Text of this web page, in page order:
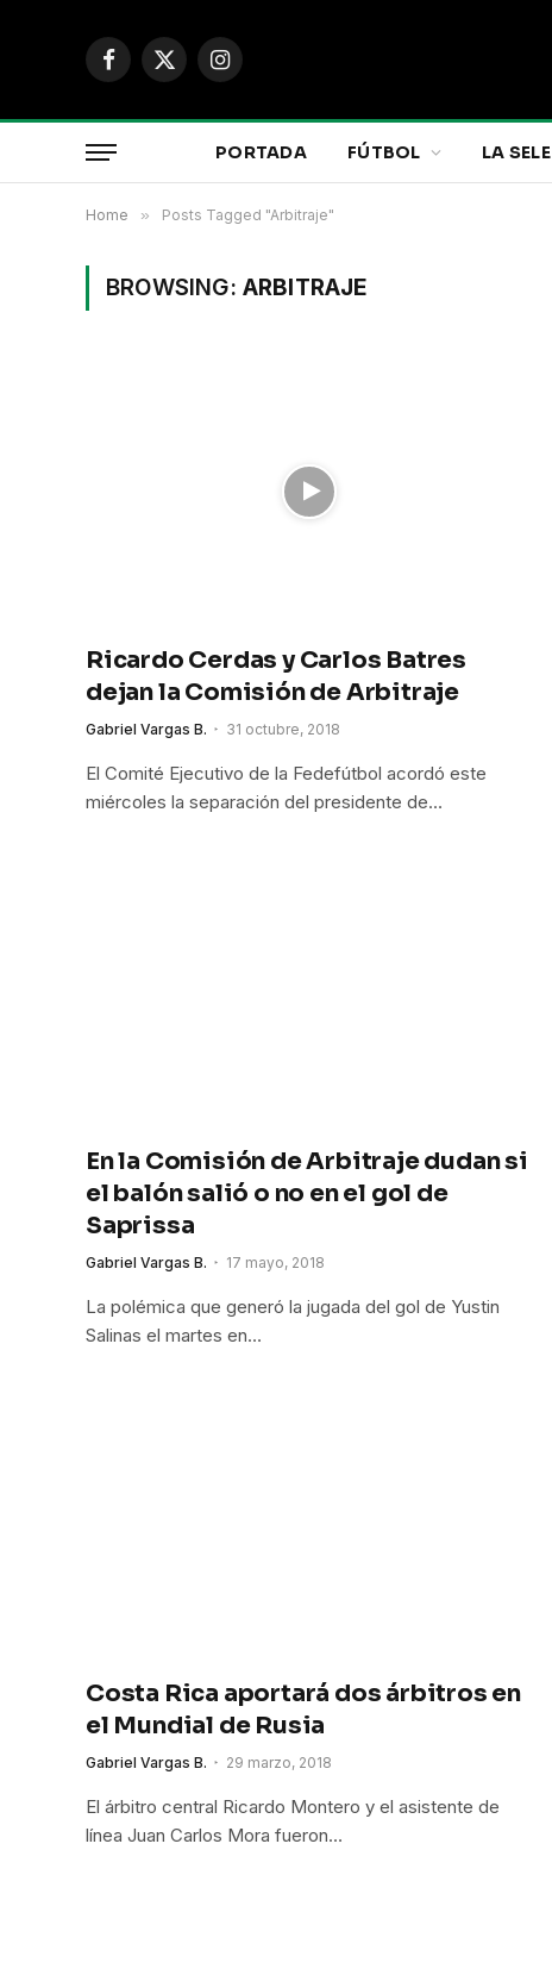
Facebook
X
Instagram
PORTADA FÚTBOL LA SELE
Home » Posts Tagged "Arbitraje"
BROWSING: ARBITRAJE
Ricardo Cerdas y Carlos Batres
dejan la Comisión de Arbitraje
Gabriel Vargas B. 31 octubre, 2018
El Comité Ejecutivo de la Fedefútbol acordó este
miércoles la separación del presidente de…
En la Comisión de Arbitraje dudan si
el balón salió o no en el gol de
Saprissa
Gabriel Vargas B. 17 mayo, 2018
La polémica que generó la jugada del gol de Yustin
Salinas el martes en…
Costa Rica aportará dos árbitros en
el Mundial de Rusia
Gabriel Vargas B. 29 marzo, 2018
El árbitro central Ricardo Montero y el asistente de
línea Juan Carlos Mora fueron…